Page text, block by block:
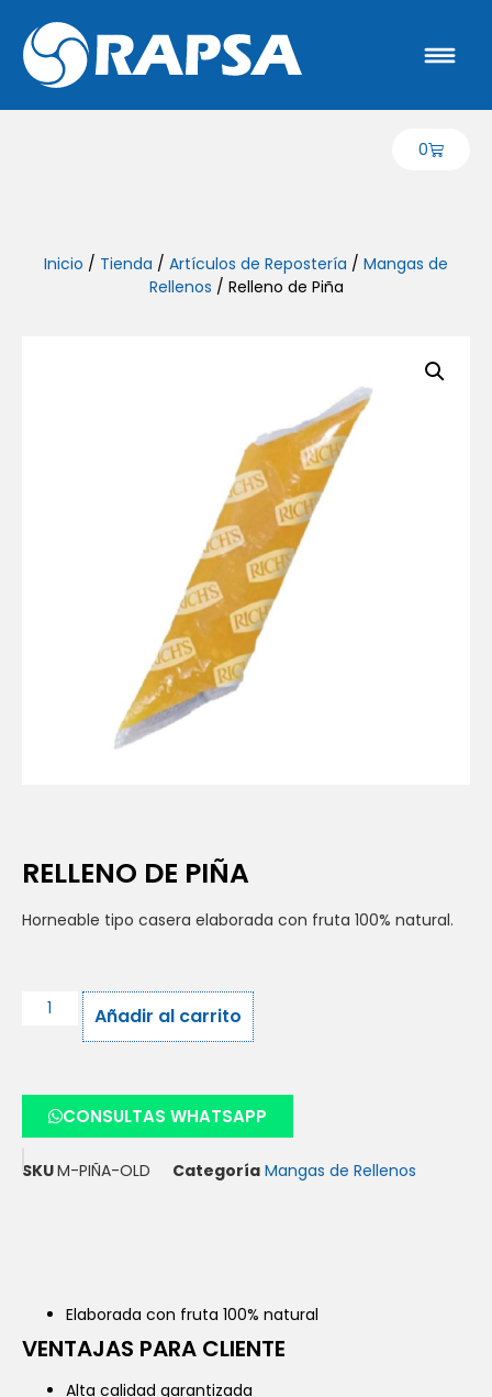
0
Inicio / Tienda / Artículos de Repostería / Mangas de
Rellenos / Relleno de Piña
RELLENO DE PIÑA
Horneable tipo casera elaborada con fruta 100% natural.
Añadir al carrito
CONSULTAS WHATSAPP
SKUM-PIÑA-OLD Categoría Mangas de Rellenos
Elaborada con fruta 100% natural
VENTAJAS PARA CLIENTE
Alta calidad garantizada